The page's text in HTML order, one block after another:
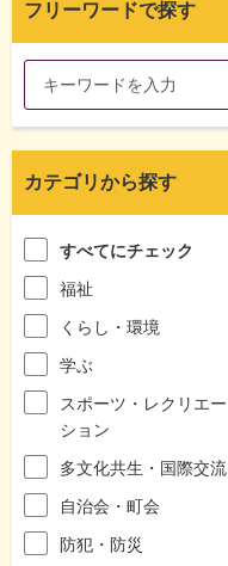
フリーワードで探す
カテゴリから探す
すべてにチェック
福祉
くらし・環境
学ぶ
スポーツ・レクリエー
ション
多文化共生・国際交流
自治会・町会
防犯・防災